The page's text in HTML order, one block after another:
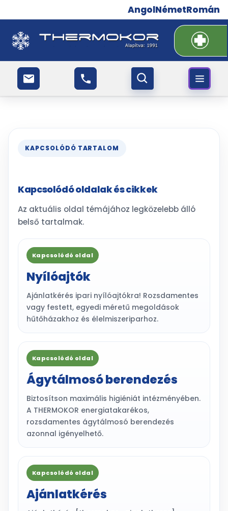
AngolNémetRomán
KAPCSOLÓDÓ TARTALOM
Kapcsolódó oldalak és cikkek
Az aktuális oldal témájához legközelebb álló
belső tartalmak.
Kapcsolódó oldal
Nyílóajtók
Ajánlatkérés ipari nyílóajtókra! Rozsdamentes
vagy festett, egyedi méretű megoldások
hűtőházakhoz és élelmiszeriparhoz.
Kapcsolódó oldal
Ágytálmosó berendezés
Biztosítson maximális higiéniát intézményében.
A THERMOKOR energiatakarékos,
rozsdamentes ágytálmosó berendezés
azonnal igényelhető.
Kapcsolódó oldal
Ajánlatkérés